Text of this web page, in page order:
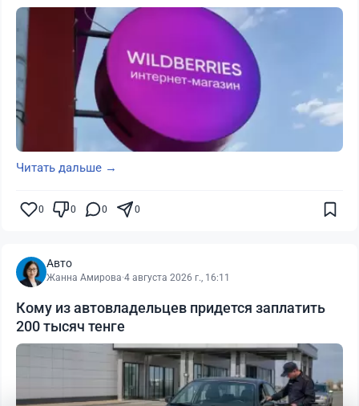
Читать дальше →
0 0 0 0
Авто
Жанна Амирова·4 августа 2026 г., 16:11
Кому из автовладельцев придется заплатить
200 тысяч тенге